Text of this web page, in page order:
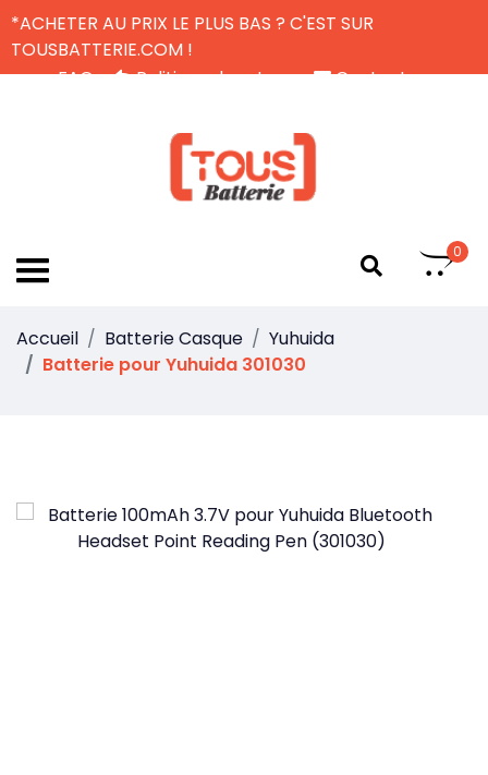
*ACHETER AU PRIX LE PLUS BAS ? C'EST SUR
TOUSBATTERIE.COM !
FAQ
Politique de retour
Contactez-nous
0
Accueil Batterie Casque
Yuhuida
Batterie pour Yuhuida 301030